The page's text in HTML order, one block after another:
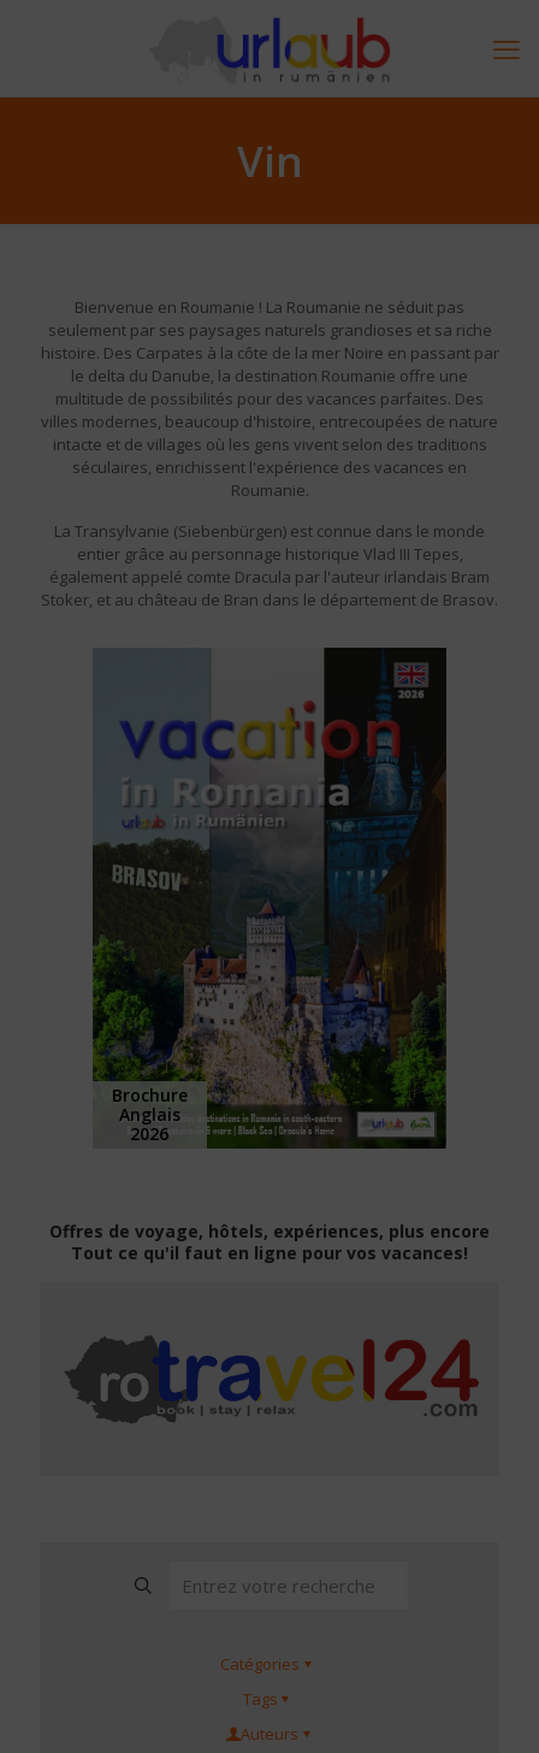
Vin
Bienvenue en Roumanie ! La Roumanie ne séduit pas
seulement par ses paysages naturels grandioses et sa riche
histoire. Des Carpates à la côte de la mer Noire en passant par
le delta du Danube, la destination Roumanie offre une
multitude de possibilités pour des vacances parfaites. Des
villes modernes, beaucoup d'histoire, entrecoupées de nature
intacte et de villages où les gens vivent selon des traditions
séculaires, enrichissent l'expérience des vacances en
Roumanie.
La Transylvanie (Siebenbürgen) est connue dans le monde
entier grâce au personnage historique Vlad III Tepes,
également appelé comte Dracula par l'auteur irlandais Bram
Stoker, et au château de Bran dans le département de Brasov.
Brochure
Anglais
2026
Offres de voyage, hôtels, expériences, plus encore
Tout ce qu'il faut en ligne pour vos vacances!
Catégories
Tags
Auteurs